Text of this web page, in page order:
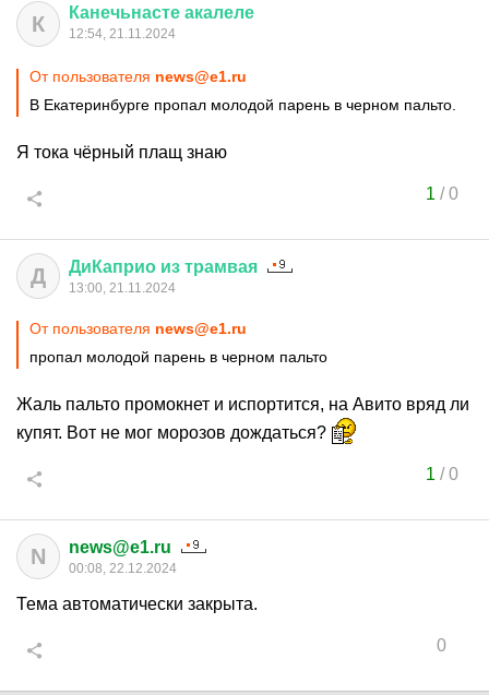
К Канечьнасте акалеле
12:54, 21.11.2024
От пользователя news@e1.ru
В Екатеринбурге пропал молодой парень в черном пальто.
Я тока чёрный плащ знаю
1 /0
Д ДиКаприо из трамвая
13:00, 21.11.2024
От пользователя news@e1.ru
пропал молодой парень в черном пальто
Жаль пальто промокнет и испортится, на Авито вряд ли
купят. Вот не мог морозов дождаться?
1 /0
N news@e1.ru
00:08, 22.12.2024
Тема автоматически закрыта.
0